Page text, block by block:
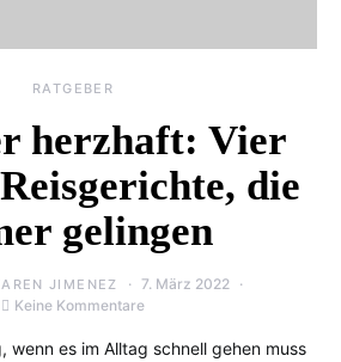
RATGEBER
herzhaft: Vier
die
gelingen
JIMENEZ
7. März 2022
Keine Kommentare
wenn es im Alltag schnell gehen muss